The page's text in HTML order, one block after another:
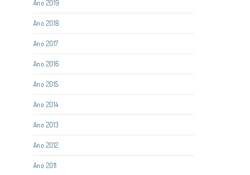
Ano 2019
Ano 2018
Ano 2017
Ano 2016
Ano 2015
Ano 2014
Ano 2013
Ano 2012
Ano 2011